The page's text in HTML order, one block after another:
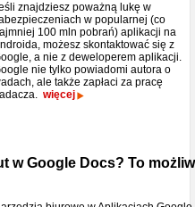
znajdziesz poważną lukę w
w popularnej (co
100 mln pobrań) aplikacji na
możesz skontaktować się z
a nie z deweloperem aplikacji.
nie tylko powiadomi autora o
ale także zapłaci za pracę
więcej
w Google Docs? To